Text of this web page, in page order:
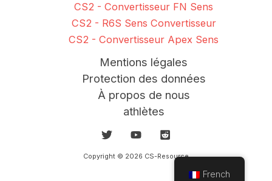
CS2 - Convertisseur FN Sens
CS2 - R6S Sens Convertisseur
CS2 - Convertisseur Apex Sens
Mentions légales
Protection des données
À propos de nous
athlètes
Copyright © 2026 CS-Resource
French